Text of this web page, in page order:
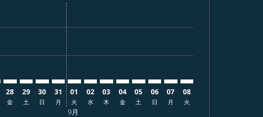
オファーを探す
オファーを探す
disclaimer. オファーを探す
offers-disclaimer. オファーを探す
offers-disclaimer. オファーを探す
view-offers-disclaimer. オファーを探す
cmp-view-offers-disclaimer. オファーを探す
cmp-view-offers-disclaimer. オファーを探す
NGO–CEB: cmp-view-offers-disclaimer. オファーを探す
28
金
NGO–CEB: cmp-view-offers-disclaimer. オファーを探す
29
土
NGO–CEB: cmp-view-offers-disclaimer. オファーを探す
30
日
NGO–CEB: cmp-view-offers-disclaimer. オファーを探す
31
月
01
火
9月
02
水
03
木
04
金
05
土
06
日
07
月
08
火